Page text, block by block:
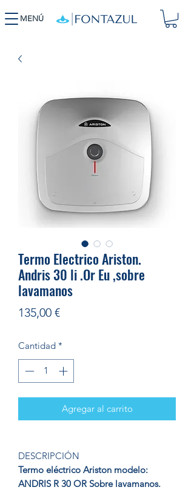
MENÚ
Termo Electrico Ariston.
Andris 30 li .Or Eu ,sobre
lavamanos
135,00 €Precio
Cantidad *
Agregar al carrito
DESCRIPCIÓN
Termo eléctrico Ariston modelo:
ANDRIS R 30 OR Sobre lavamanos.